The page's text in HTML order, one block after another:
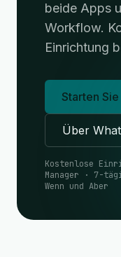
beide Apps
Workflow.
Einrichtung
Starten
Über
Kostenlose
Manager · 7-
Wenn und Aber